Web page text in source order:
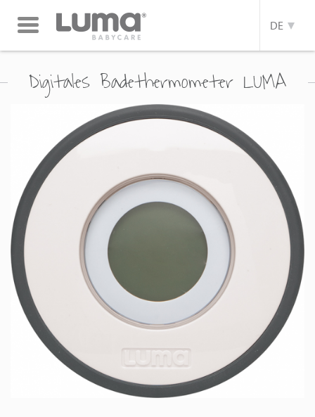
Toggle
navigation
DE
Digitales Badethermometer LUMA